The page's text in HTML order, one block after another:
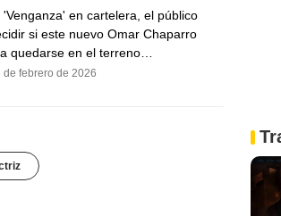
'Venganza' en cartelera, el público
si este nuevo Omar Chaparro
quedarse en el terreno…
de febrero de 2026